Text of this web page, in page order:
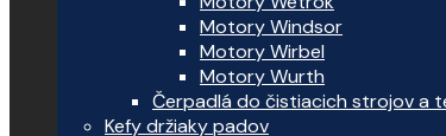
Motory Windsor
Motory Wirbel
Motory Wurth
Čerpadlá do čistiacich strojov a
Kefy držiaky padov